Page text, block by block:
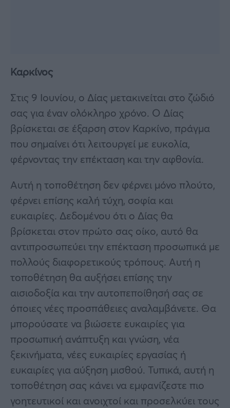
Καρκίνος
Στις 9 Ιουνίου, ο Δίας μετακινείται στο ζώδιό
σας για έναν ολόκληρο χρόνο. Ο Δίας
βρίσκεται σε έξαρση στον Καρκίνο, πράγμα
που σημαίνει ότι λειτουργεί με ευκολία,
φέρνοντας την επέκταση και την αφθονία.
Αυτή η τοποθέτηση δεν φέρνει μόνο πλούτο,
φέρνει επίσης καλή τύχη, σοφία και
ευκαιρίες. Δεδομένου ότι ο Δίας θα
βρίσκεται στον πρώτο σας οίκο, αυτό θα
αντιπροσωπεύει την επέκταση προσωπικά με
πολλούς διαφορετικούς τρόπους. Αυτή η
τοποθέτηση θα αυξήσει επίσης την
αισιοδοξία και την αυτοπεποίθησή σας σε
όποιες νέες προσπάθειες αναλαμβάνετε. Θα
μπορούσατε να βιώσετε ευκαιρίες για
προσωπική ανάπτυξη και γνώση, νέα
ξεκινήματα, νέες ευκαιρίες εργασίας ή
ευκαιρίες για αύξηση μισθού. Τυπικά, αυτή η
τοποθέτηση σας κάνει να εμφανίζεστε πιο
γοητευτικοί και ανοιχτοί και προσελκύει τους